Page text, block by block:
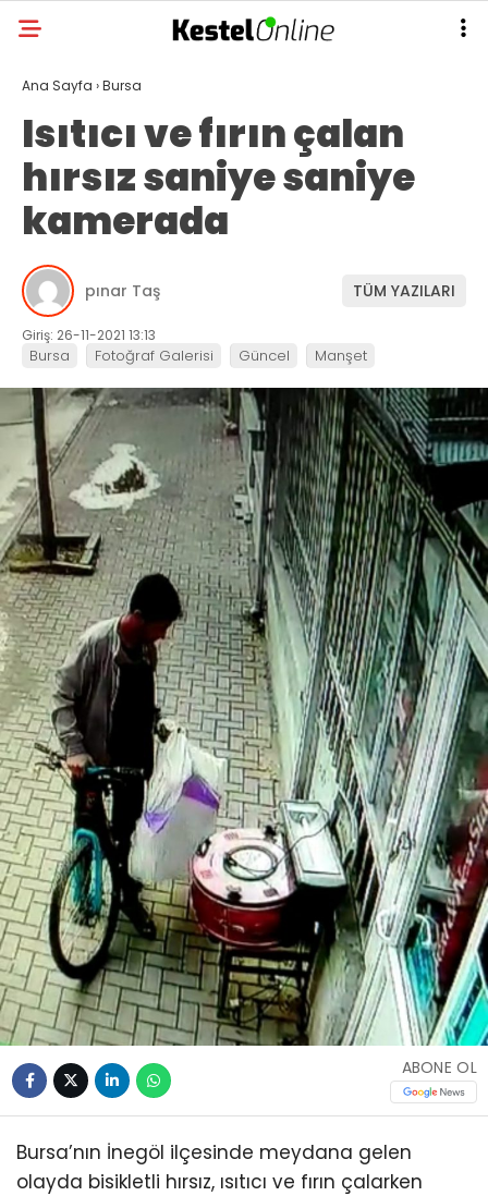
Ana Sayfa ›Bursa
Isıtıcı ve fırın çalan
hırsız saniye saniye
kamerada
pınar Taş TÜM YAZILARI
Giriş: 26-11-2021 13:13
Bursa Fotoğraf Galerisi Güncel Manşet
ABONE OL
Bursa’nın İnegöl ilçesinde meydana gelen
olayda bisikletli hırsız, ısıtıcı ve fırın çalarken